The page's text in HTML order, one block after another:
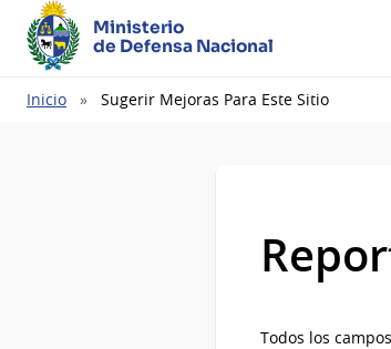
Ministerio
de Defensa Nacional
Ruta
Inicio Sugerir Mejoras Para Este Sitio
Todos los